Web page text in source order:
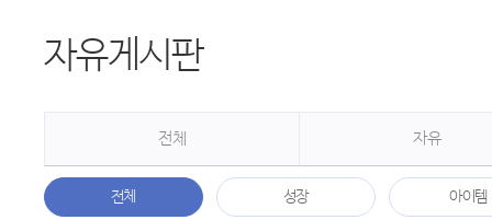
자유게시판
전체 자유
전체 성장 아이템